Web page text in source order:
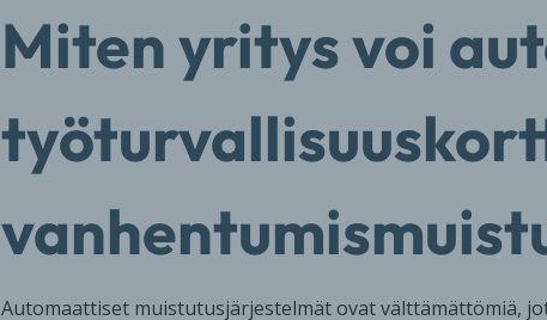
Miten yritys voi
Automaattiset muistutusjärjestelmät ovat välttämättömiä,